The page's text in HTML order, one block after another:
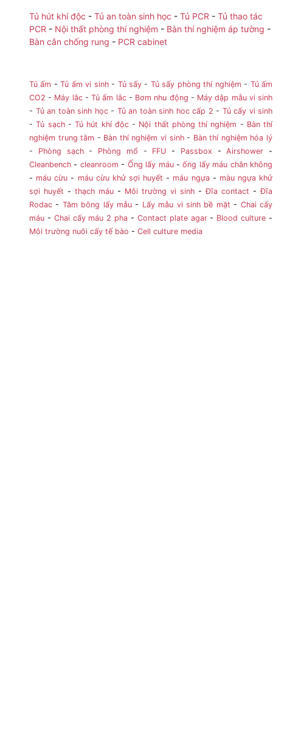
Tủ hút khí độc - Tủ an toàn sinh học - Tủ PCR - Tủ thao tác
PCR - Nội thất phòng thí nghiệm - Bàn thí nghiệm áp tường -
Bàn cân chống rung - PCR cabinet
Tủ ấm -Tủ ấm vi sinh- Tủ sấy - Tủ sấy phòng thí nghiệm - Tủ ấm
CO2 - Máy lắc-Tủ ấm lắc- Bơm nhu động - Máy dập mẫu vi sinh
- Tủ an toàn sinh học- Tủ an toàn sinh hoc cấp 2 - Tủ cấy vi sinh
-Tủ sạch- Tủ hút khí độc- Nội thất phòng thí nghiệm - Bàn thí
nghiệm trung tâm - Bàn thí nghiệm vi sinh- Bàn thí nghiệm hóa lý
- Phòng sạch- Phòng mổ - FFU - Passbox -Airshower -
Cleanbench - cleanroom - Ống lấy máu-ống lấy máu chân không
- máu cừu - máu cừu khử sợi huyết - máu ngựa- màu ngựa khử
sợi huyết - thạch máu - Môi trường vi sinh -Đĩa contact -Đĩa
Rodac - Tăm bông lấy mẫu - Lấy mẫu vi sinh bề mặt - Chai cấy
máu - Chai cấy máu 2 pha - Contact plate agar- Blood culture -
Môi trường nuôi cấy tế bào - Cell culture media